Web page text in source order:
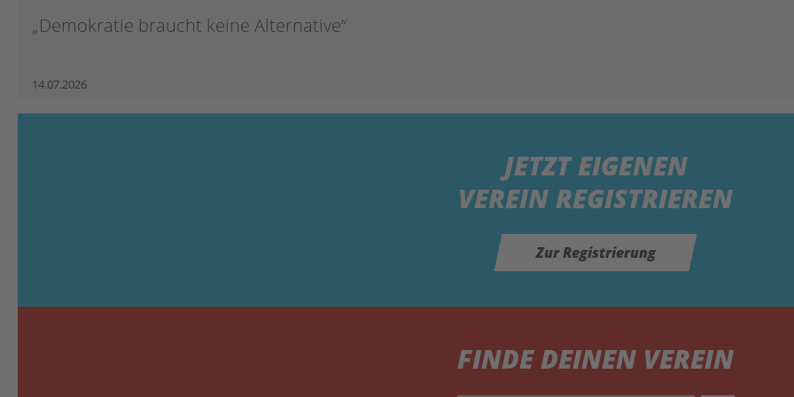
„Demokratie braucht keine Alternative“
14.07.2026
JETZTEIGENEN
VEREIN REGISTRIEREN
Zur Registrierung
FINDE DEINEN VEREIN